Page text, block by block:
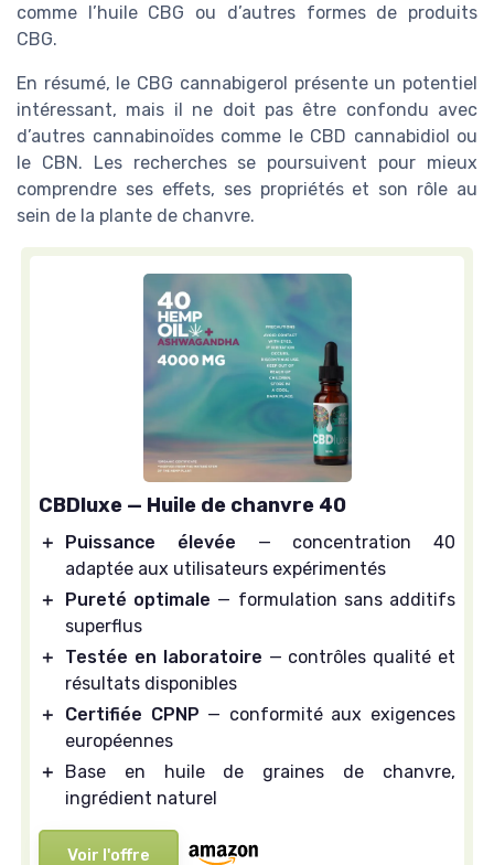
comme l’huile CBG ou d’autres formes de produits
CBG.
En résumé, le CBG cannabigerol présente un potentiel
intéressant, mais il ne doit pas être confondu avec
d’autres cannabinoïdes comme le CBD cannabidiol ou
le CBN. Les recherches se poursuivent pour mieux
comprendre ses effets, ses propriétés et son rôle au
sein de la plante de chanvre.
CBDluxe — Huile de chanvre 40
＋ Puissance élevée — concentration 40
adaptée aux utilisateurs expérimentés
＋
Pureté optimale — formulation sans additifs
superflus
＋
Testée en laboratoire — contrôles qualité et
résultats disponibles
＋
Certifiée CPNP — conformité aux exigences
européennes
＋
Base en huile de graines de chanvre,
ingrédient naturel
Voir l'offre